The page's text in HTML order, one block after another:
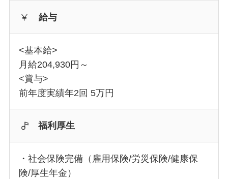
給与
<基本給>
月給204,930円～
<賞与>
前年度実績年2回 5万円
福利厚生
・社会保険完備（雇用保険/労災保険/健康保
険/厚生年金）